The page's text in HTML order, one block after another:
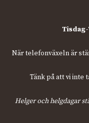
När telefonväxeln är
Tänk på att vi inte
Helger och helgdagar